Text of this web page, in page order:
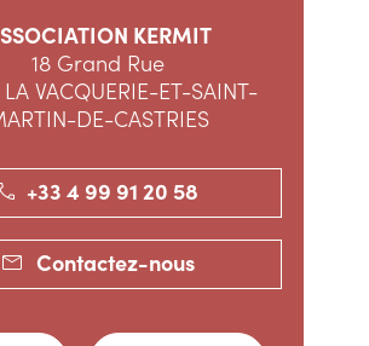
KERMIT
18 Grand Rue
VACQUERIE-ET-SAINT-
DE-CASTRIES
+33 4 99 91 20 58
Contactez-nous